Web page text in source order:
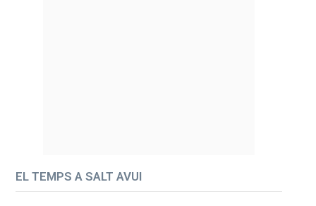
EL TEMPS A SALT AVUI